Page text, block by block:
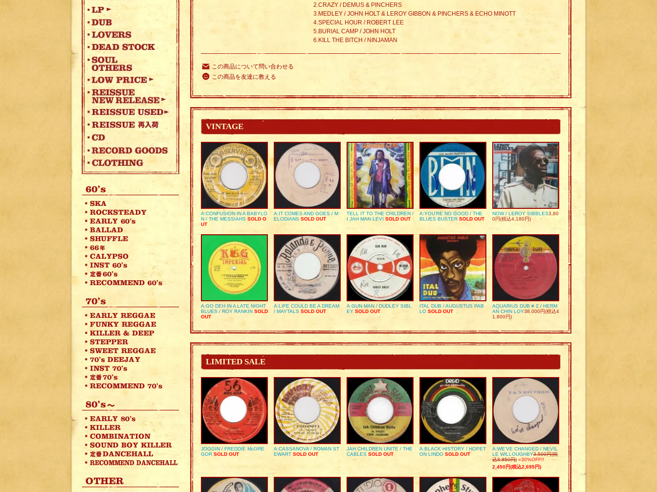
2.CRAZY / DEMUS & PINCHERS
3.MEDLEY / JOHN HOLT & LEROY GIBBON & PINCHERS & ECHO MINOTT
4.SPECIAL HOUR / ROBERT LEE
5.BURIAL CAMP / JOHN HOLT
6.KILL THE BITCH / NINJAMAN
この商品について問い合わせる
この商品を友達に教える
VINTAGE
A:CONFUSION IN A BABYLO
N / THE MESSIAHS SOLD O
UT
A:IT COMES AND GOES / M
ELODIANS SOLD OUT
TELL IT TO THE CHILDREN /
I JAH MAN LEVI SOLD OUT
A:YOU’RE NO GOOD / THE
BLUES BUSTER SOLD OUT
NOW / LEROY SIBBLES3,80
0円(税込4,180円)
A:GO DEH IN A LATE NIGHT
BLUES / ROY RANKIN SOLD
OUT
A:LIFE COULD BE A DREAM
/ MAYTALS SOLD OUT
A:GUN MAN / DUDLEY SIBL
EY SOLD OUT
ITAL DUB / AUGUSTUS PAB
LO SOLD OUT
AQUARIUS DUB # 2 / HERM
AN CHIN LOY38,000円(税込4
1,800円)
LIMITED SALE
JOGGIN / FREDDIE McGRE
GOR SOLD OUT
A:CASSANOVA / ROMAN ST
EWART SOLD OUT
JAH CHILDREN UNITE / THE
CABLES SOLD OUT
A:BLACK HISTORY / HOPET
ON LINDO SOLD OUT
A:WE’VE CHANGED / NEVIL
LE WILLOUGHBY3,500円(税
込3,850円) »30%OFF!!
2,450円(税込2,695円)